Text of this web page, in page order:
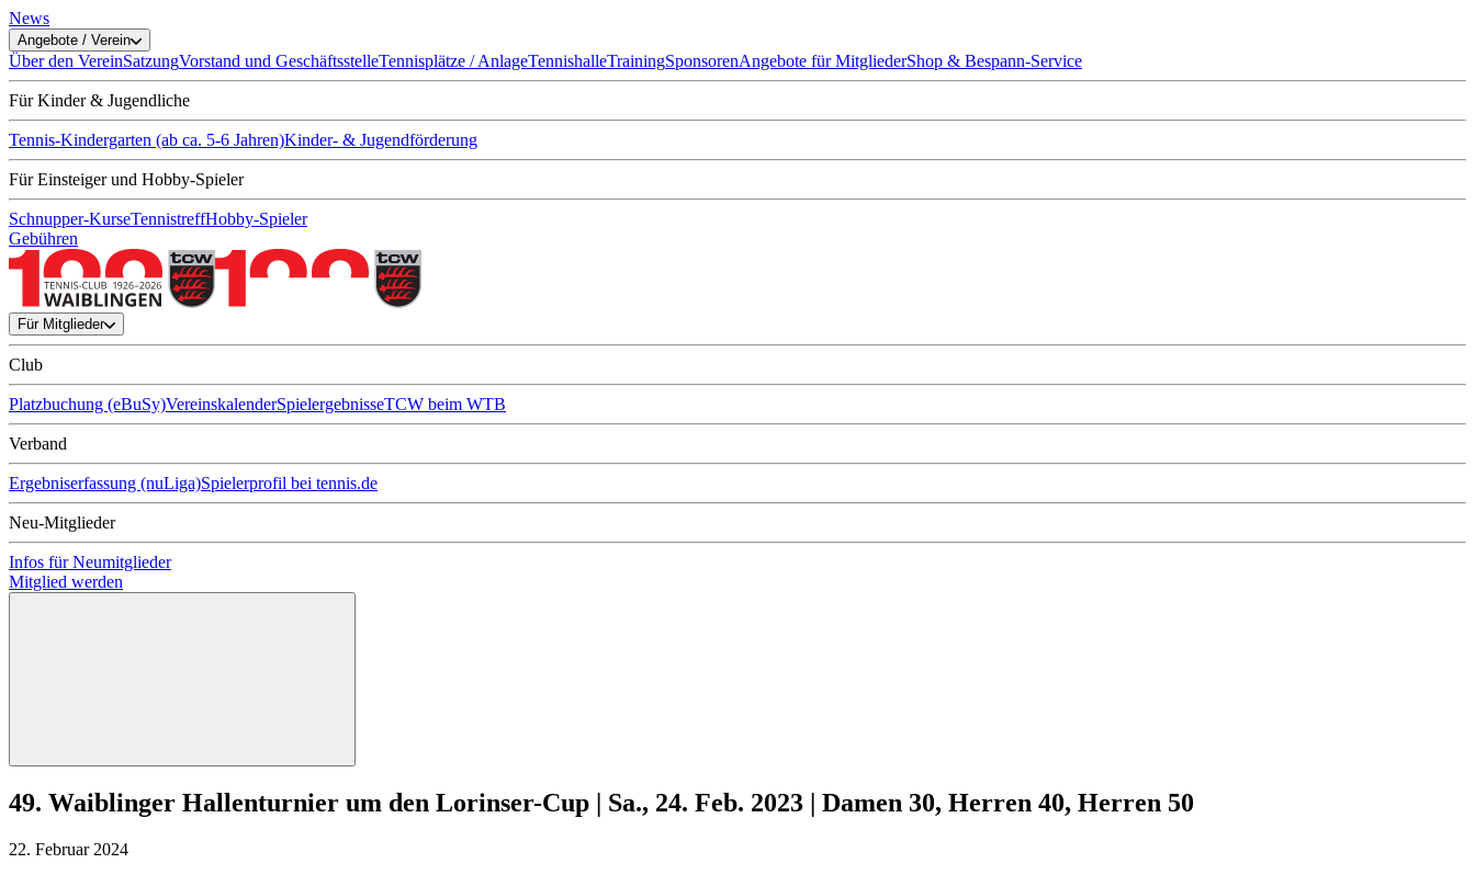
News
Angebote / Verein
Über den VereinSatzungVorstand und GeschäftsstelleTennisplätze / AnlageTennishalleTrainingSponsorenAngebote für MitgliederShop & Bespann-Service
Für Kinder & Jugendliche
Tennis-Kindergarten (ab ca. 5-6 Jahren)Kinder- & Jugendförderung
Für Einsteiger und Hobby-Spieler
Schnupper-KurseTennistreffHobby-Spieler
Gebühren
Für Mitglieder
Club
Platzbuchung (eBuSy)VereinskalenderSpielergebnisseTCW beim WTB
Verband
Ergebniserfassung (nuLiga)Spielerprofil bei tennis.de
Neu-Mitglieder
Infos für Neumitglieder
Mitglied werden
49. Waiblinger Hallenturnier um den Lorinser-Cup | Sa., 24. Feb. 2023 | Damen 30, Herren 40, Herren 50
22. Februar 2024